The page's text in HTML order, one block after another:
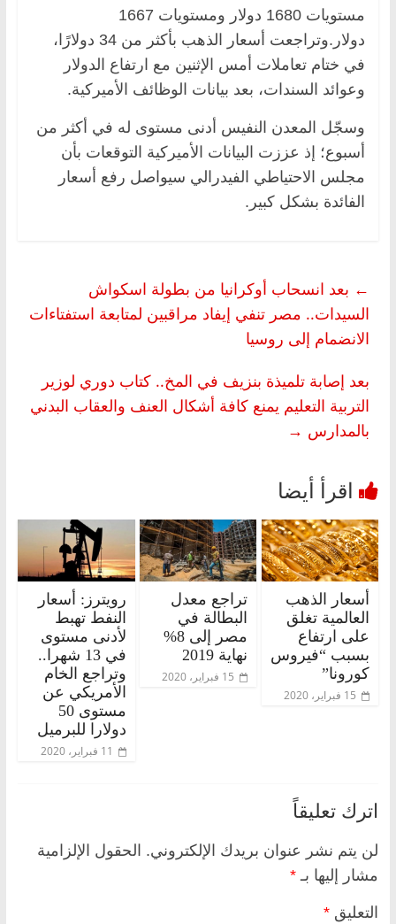
مستويات 1680 دولار ومستويات 1667
دولار.وتراجعت أسعار الذهب بأكثر من 34 دولارًا،
في ختام تعاملات أمس الإثنين مع ارتفاع الدولار
وعوائد السندات، بعد بيانات الوظائف الأميركية.
وسجّل المعدن النفيس أدنى مستوى له في أكثر من
أسبوع؛ إذ عززت البيانات الأميركية التوقعات بأن
مجلس الاحتياطي الفيدرالي سيواصل رفع أسعار
الفائدة بشكل كبير.
← بعد انسحاب أوكرانيا من بطولة اسكواش
السيدات.. مصر تنفي إيفاد مراقبين لمتابعة استفتاءات
الانضمام إلى روسيا
بعد إصابة تلميذة بنزيف في المخ.. كتاب دوري لوزير
التربية التعليم يمنع كافة أشكال العنف والعقاب البدني
بالمدارس →
أسعار الذهب
العالمية تغلق
على ارتفاع
بسبب “فيروس
كورونا”
15 فبراير، 2020
تراجع معدل
البطالة في
مصر إلى 8%
نهاية 2019
15 فبراير، 2020
رويترز: أسعار
النفط تهبط
لأدنى مستوى
في 13 شهرا..
وتراجع الخام
الأمريكي عن
مستوى 50
دولارا للبرميل
11 فبراير، 2020
اترك تعليقاً
لن يتم نشر عنوان بريدك الإلكتروني. الحقول الإلزامية
مشار إليها بـ *
التعليق *